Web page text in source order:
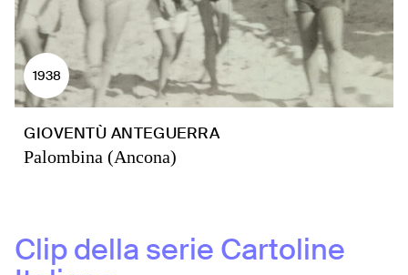
1938
GIOVENTÙ ANTEGUERRA
Palombina (Ancona)
Clip della serie Cartoline